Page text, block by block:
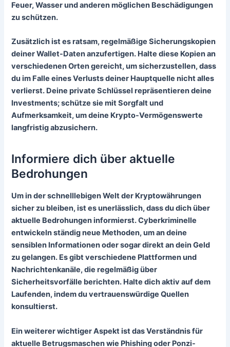
Feuer, Wasser und anderen möglichen Beschädigungen
zu schützen.
Zusätzlich ist es ratsam, regelmäßige Sicherungskopien
deiner Wallet-Daten anzufertigen. Halte diese Kopien an
verschiedenen Orten gereicht, um sicherzustellen, dass
du im Falle eines Verlusts deiner Hauptquelle nicht alles
verlierst. Deine private Schlüssel repräsentieren deine
Investments; schütze sie mit Sorgfalt und
Aufmerksamkeit, um deine Krypto-Vermögenswerte
langfristig abzusichern.
Informiere dich über aktuelle
Bedrohungen
Um in der schnelllebigen Welt der Kryptowährungen
sicher zu bleiben, ist es unerlässlich, dass du dich über
aktuelle Bedrohungeninformierst. Cyberkriminelle
entwickeln ständig neue Methoden, um an deine
sensiblen Informationen oder sogar direkt an dein Geld
zu gelangen. Es gibt verschiedene Plattformen und
Nachrichtenkanäle, die regelmäßig über
Sicherheitsvorfälle berichten. Halte dich aktiv auf dem
Laufenden, indem du vertrauenswürdige Quellen
konsultierst.
Ein weiterer wichtiger Aspekt ist das Verständnis für
aktuelle Betrugsmaschen wie Phishing oder Ponzi-